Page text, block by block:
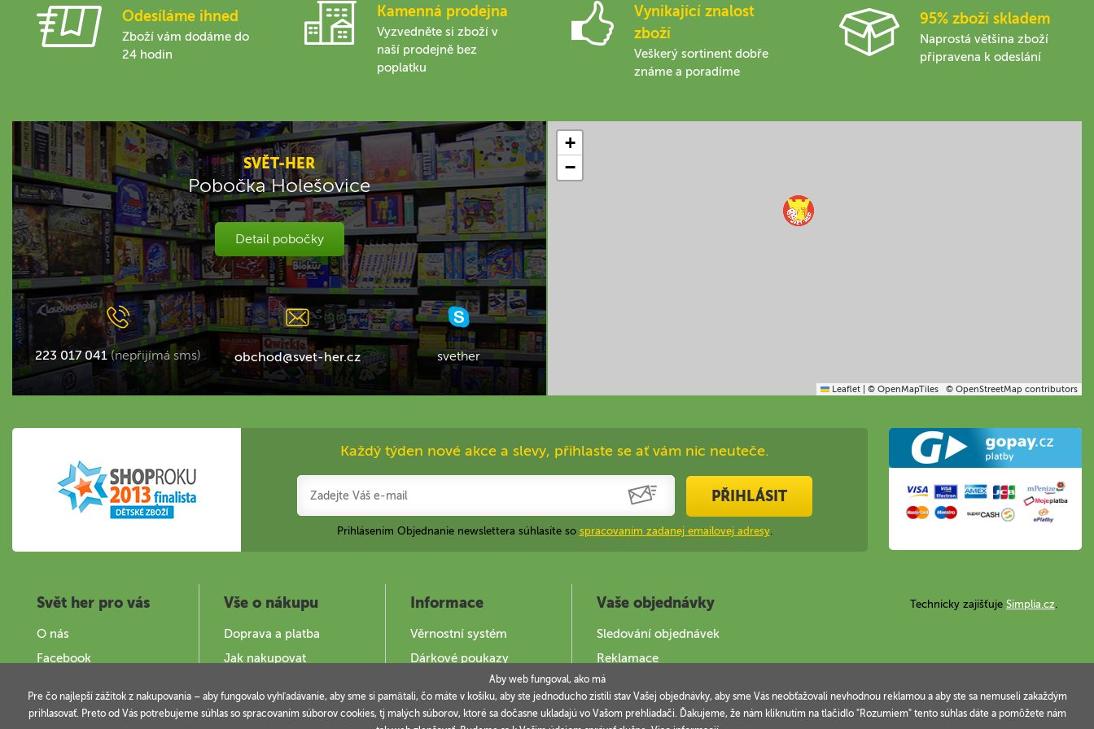
Odesíláme ihned
Zboží vám dodáme do
24 hodin
Kamenná prodejna
Vyzvedněte si zboží v
naší prodejně bez
poplatku
Vynikající znalost
zboží
Veškerý sortinent dobře
známe a poradíme
95% zboží skladem
Naprostá většina zboží
připravena k odeslání
SVĚT-HER
Pobočka Holešovice
Detail pobočky
223 017 041 (nepřijímá sms) obchod@svet-her.cz svether
+
−
Leaflet © OpenMapTiles © OpenStreetMap contributors
Každý týden nové akce a slevy, přihlaste se ať vám nic neuteče.
PŘIHLÁSIT
Prihlásením Objednanie newslettera súhlasíte so spracovaním zadanej emailovej adresy.
Svět her pro vás
O nás
Facebook
Provozovatel a kontakty
Vše o nákupu
Doprava a platba
Jak nakupovat
Podminky užití webu
Informace
Věrnostní systém
Dárkové poukazy
Jak použít DOKY
Vaše objednávky
Sledování objednávek
Reklamace
Technicky zajišťuje Simplia.cz
Aby web fungoval, ako má
Pre čo najlepší zážitok z nakupovania – aby fungovalo vyhľadávanie, aby sme si pamätali, čo máte v košíku, aby ste jednoducho zistili stav Vašej objednávky, aby sme Vás neobťažovali nevhodnou reklamou a aby ste sa nemuseli zakaždým
prihlasovať. Preto od Vás potrebujeme súhlas so spracovaním súborov cookies, tj malých súborov, ktoré sa dočasne ukladajú vo Vašom prehliadači. Ďakujeme, že nám kliknutím na tlačidlo "Rozumiem" tento súhlas dáte a pomôžete nám